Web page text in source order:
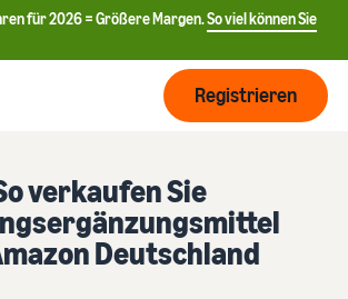
für 2026 = Größere Margen.So viel können Sie
Registrieren
verkaufen Sie
Deutschland